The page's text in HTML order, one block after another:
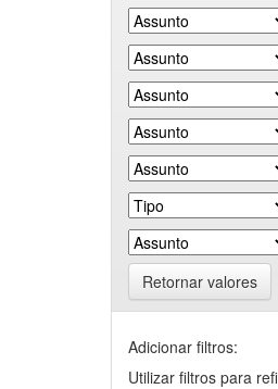
Retornar valores
Adicionar filtros:
Utilizar filtros para